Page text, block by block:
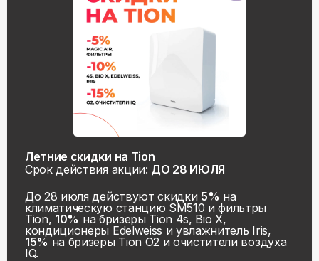
Летние скидки на Tion
Срок действия акции: ДО 28 ИЮЛЯ
До 28 июля действуют скидки 5% на
климатическую станцию SM510 и фильтры
Tion, 10% на бризеры Tion 4s, Bio X,
кондиционеры Edelweiss и увлажнитель Iris,
15% на бризеры Tion O2 и очистители воздуха
IQ.